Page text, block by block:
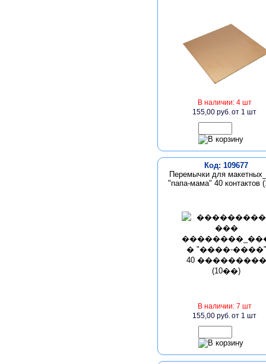
В наличии: 4 шт
155,00 руб.от 1 шт
Код: 109677
Перемычки для
"папа-мама" 40 контактов
В наличии: 7 шт
155,00 руб.от 1 шт